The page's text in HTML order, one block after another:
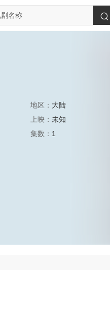
地区： 大陆
上映： 未知
集数： 1